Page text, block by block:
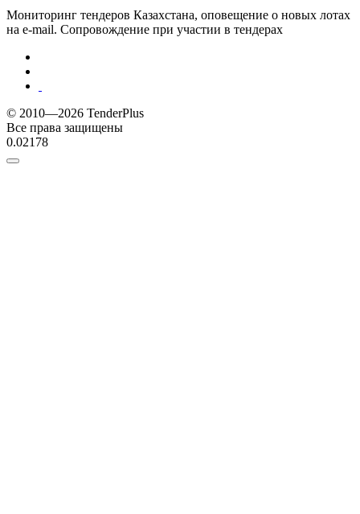
Мониторинг тендеров Казахстана, оповещение о новых лотах
на e-mail. Сопровождение при участии в тендерах
© 2010—2026 TenderPlus
Все права защищены
0.02178